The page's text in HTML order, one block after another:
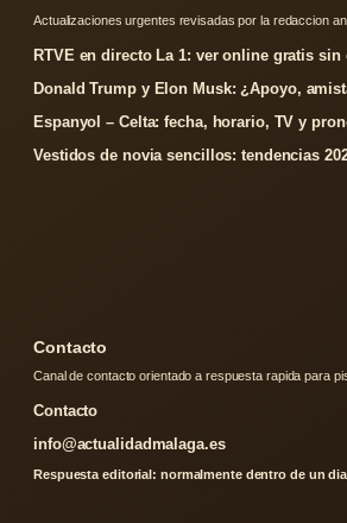
Actualizaciones urgentes revisadas por la redaccion
RTVE en directo La 1: ver online gratis sin
Donald Trump y Elon Musk: ¿Apoyo,
Espanyol – Celta: fecha, horario, TV y
Vestidos de novia sencillos: tendencias
Contacto
Canal de contacto orientado a respuesta rapida para
Contacto
info@actualidadmalaga.es
Respuesta editorial: normalmente dentro de un